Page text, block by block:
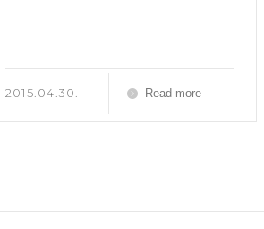
2015.04.30. Read more